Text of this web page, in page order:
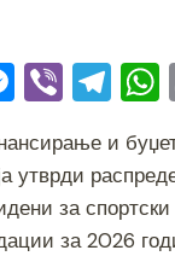
M
ss
e
n
Vi
er
T
e
gr
a
и
утврди
за
за 2026